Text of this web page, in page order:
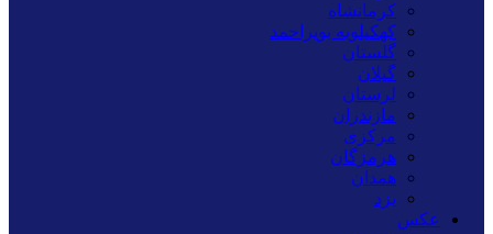
کرمانشاه
کهکیلویه بویراحمد
گلستان
گیلان
لرستان
مازندران
مرکزی
هرمزگان
همدان
یزد
عکس